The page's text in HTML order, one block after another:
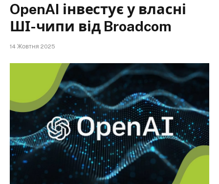
OpenAI інвестує у власні
ШІ-чипи від Broadcom
14 Жовтня 2025